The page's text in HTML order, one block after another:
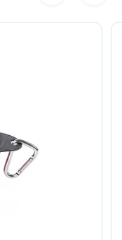
стресових
до
дизайн,